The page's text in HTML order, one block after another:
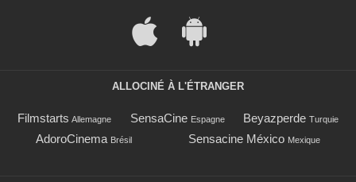
ALLOCINÉ À L'ÉTRANGER
Filmstarts Allemagne SensaCine Espagne Beyazperde Turquie
AdoroCinema Brésil Sensacine México Mexique